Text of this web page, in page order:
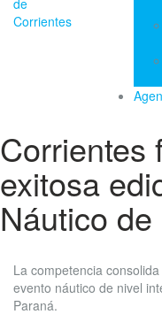
Corrientes
exitosa
Náutico
La competencia
evento náutico de nivel